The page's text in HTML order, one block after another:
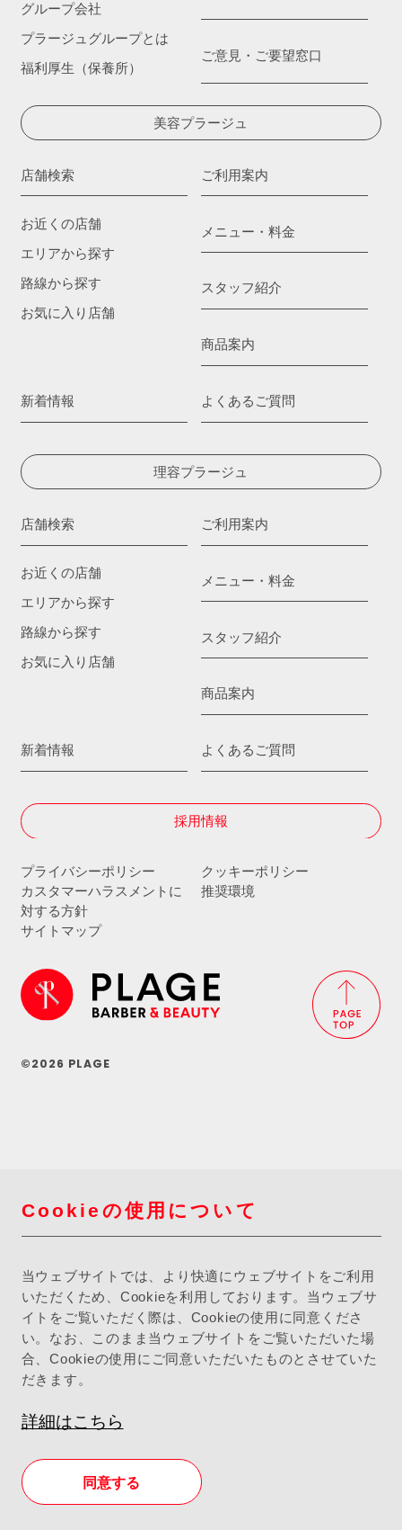
グループ会社
プラージュグループとは
福利厚生（保養所）
ご意見・ご要望窓口
美容プラージュ
店舗検索
お近くの店舗
エリアから探す
路線から探す
お気に入り店舗
ご利用案内
メニュー・料金
スタッフ紹介
商品案内
新着情報 よくあるご質問
理容プラージュ
店舗検索
お近くの店舗
エリアから探す
路線から探す
お気に入り店舗
ご利用案内
メニュー・料金
スタッフ紹介
商品案内
新着情報 よくあるご質問
採用情報
プライバシーポリシー
クッキーポリシー
カスタマーハラスメントに
対する方針
推奨環境
サイトマップ
©2026 PLAGE
店舗検索
Cookieの使用について
当ウェブサイトでは、より快適にウェブサイトをご利用
いただくため、Cookieを利用しております。当ウェブサ
イトをご覧いただく際は、Cookieの使用に同意くださ
い。なお、このまま当ウェブサイトをご覧いただいた場
合、Cookieの使用にご同意いただいたものとさせていた
だきます。
詳細はこちら
同意する